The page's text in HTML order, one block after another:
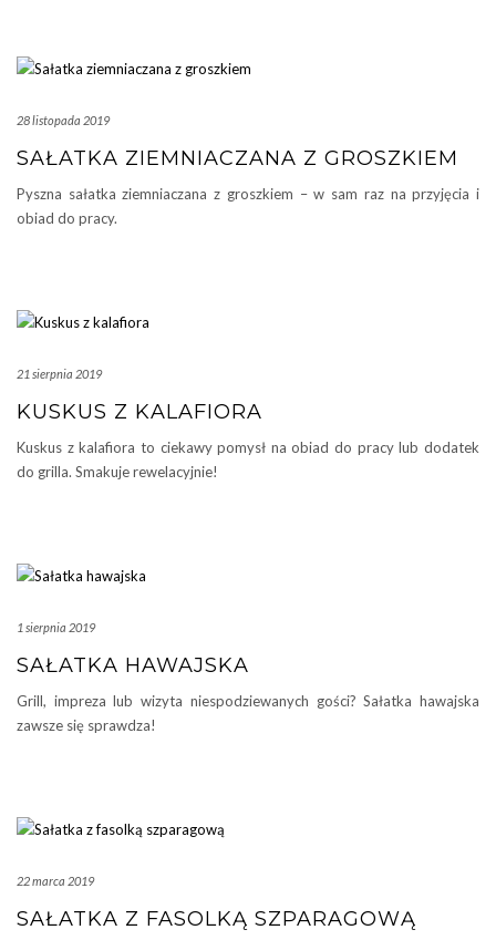
28 listopada 2019
SAŁATKA ZIEMNIACZANA Z GROSZKIEM
Pyszna sałatka ziemniaczana z groszkiem – w sam raz na przyjęcia i
obiad do pracy.
21 sierpnia 2019
KUSKUS Z KALAFIORA
Kuskus z kalafiora to ciekawy pomysł na obiad do pracy lub dodatek
do grilla. Smakuje rewelacyjnie!
1 sierpnia 2019
SAŁATKA HAWAJSKA
Grill, impreza lub wizyta niespodziewanych gości? Sałatka hawajska
zawsze się sprawdza!
22 marca 2019
SAŁATKA Z FASOLKĄ SZPARAGOWĄ